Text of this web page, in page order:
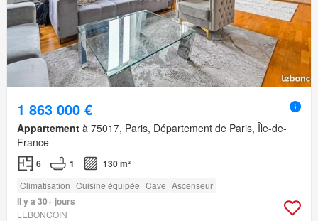
1 863 000 €
Appartement à 75017, Paris, Département de Paris, Île-de-
France
6 1 130 m²
Climatisation Cuisine équipée Cave Ascenseur
Il y a 30+ jours
LEBONCOIN